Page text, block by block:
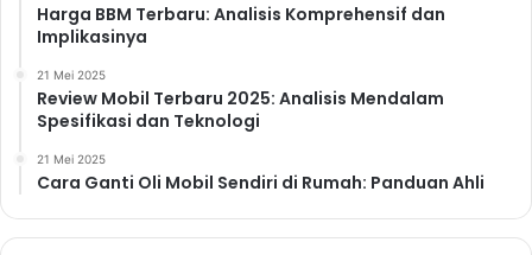
Harga BBM Terbaru: Analisis Komprehensif dan
Implikasinya
21 Mei 2025
Review Mobil Terbaru 2025: Analisis Mendalam
Spesifikasi dan Teknologi
21 Mei 2025
Cara Ganti Oli Mobil Sendiri di Rumah: Panduan Ahli